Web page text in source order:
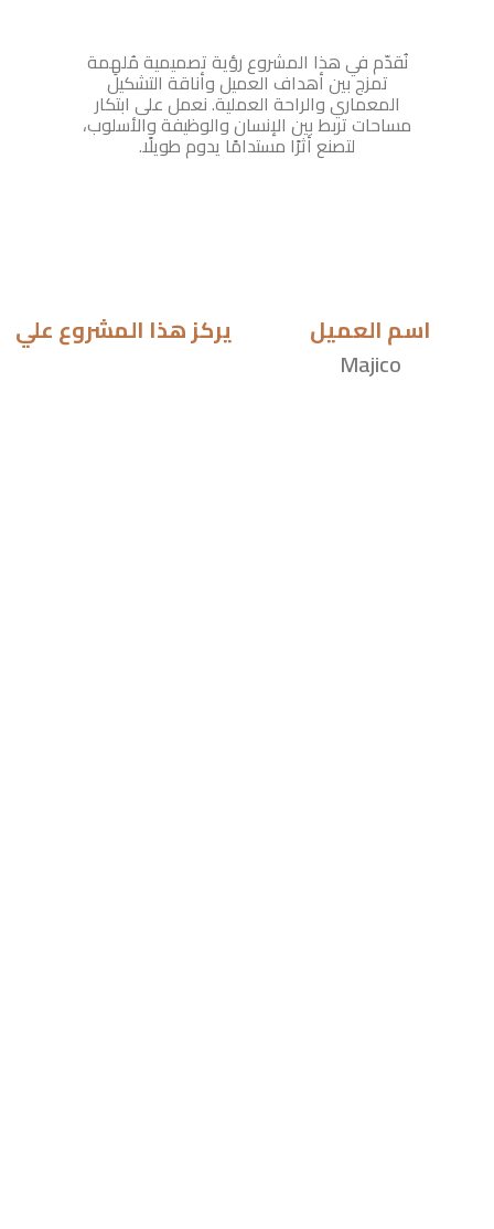
نُقدّم في هذا المشروع رؤية تصميمية مُلهِمة
تمزج بين أهداف العميل وأناقة التشكيل
المعماري والراحة العملية. نعمل على ابتكار
مساحات تربط بين الإنسان والوظيفة والأسلوب،
لتصنع أثرًا مستدامًا يدوم طويلًا.
اسم العميل
Majico
يركز هذا المشروع علي